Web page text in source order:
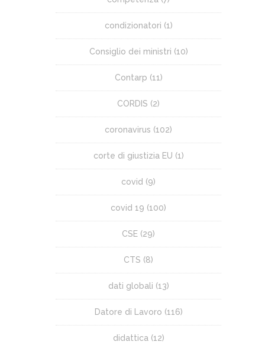
condizionatori (1)
Consiglio dei ministri (10)
Contarp (11)
CORDIS (2)
coronavirus (102)
corte di giustizia EU (1)
covid (9)
covid 19 (100)
CSE (29)
CTS (8)
dati globali (13)
Datore di Lavoro (116)
didattica (12)